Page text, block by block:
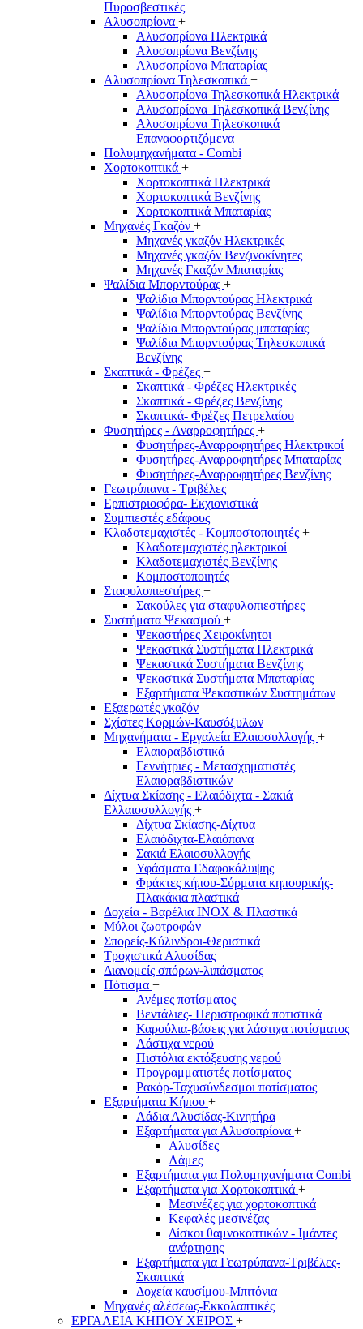
Πυροσβεστικές
Αλυσοπρίονα +
Αλυσοπρίονα Ηλεκτρικά
Αλυσοπρίονα Βενζίνης
Αλυσοπρίονα Μπαταρίας
Αλυσοπρίονα Τηλεσκοπικά +
Αλυσοπρίονα Τηλεσκοπικά Ηλεκτρικά
Αλυσοπρίονα Τηλεσκοπικά Βενζίνης
Αλυσοπρίονα Τηλεσκοπικά
Επαναφορτιζόμενα
Πολυμηχανήματα - Combi
Χορτοκοπτικά +
Χορτοκοπτικά Ηλεκτρικά
Χορτοκοπτικά Βενζίνης
Χορτοκοπτικά Μπαταρίας
Μηχανές Γκαζόν +
Μηχανές γκαζόν Ηλεκτρικές
Μηχανές γκαζόν Βενζινοκίνητες
Μηχανές Γκαζόν Μπαταρίας
Ψαλίδια Μπορντούρας +
Ψαλίδια Μπορντούρας Hλεκτρικά
Ψαλίδια Μπορντούρας Βενζίνης
Ψαλίδια Μπορντούρας μπαταρίας
Ψαλίδια Μπορντούρας Τηλεσκοπικά
Βενζίνης
Σκαπτικά - Φρέζες +
Σκαπτικά - Φρέζες Ηλεκτρικές
Σκαπτικά - Φρέζες Βενζίνης
Σκαπτικά- Φρέζες Πετρελαίου
Φυσητήρες - Αναρροφητήρες +
Φυσητήρες-Αναρροφητήρες Ηλεκτρικοί
Φυσητήρες-Αναρροφητήρες Μπαταρίας
Φυσητήρες-Αναρροφητήρες Βενζίνης
Γεωτρύπανα - Τριβέλες
Ερπιστριοφόρα- Εκχιονιστικά
Συμπιεστές εδάφους
Κλαδοτεμαχιστές - Κομποστοποιητές +
Κλαδοτεμαχιστές ηλεκτρικοί
Κλαδοτεμαχιστές Βενζίνης
Κομποστοποιητές
Σταφυλοπιεστήρες +
Σακούλες για σταφυλοπιεστήρες
Συστήματα Ψεκασμού +
Ψεκαστήρες Χειροκίνητοι
Ψεκαστικά Συστήματα Ηλεκτρικά
Ψεκαστικά Συστήματα Βενζίνης
Ψεκαστικά Συστήματα Μπαταρίας
Εξαρτήματα Ψεκαστικών Συστημάτων
Εξαερωτές γκαζόν
Σχίστες Κορμών-Καυσόξυλων
Μηχανήματα - Εργαλεία Ελαιοσυλλογής +
Ελαιοραβδιστικά
Γεννήτριες - Μετασχηματιστές
Ελαιοραβδιστικών
Δίχτυα Σκίασης - Ελαιόδιχτα - Σακιά
Ελλαιοσυλλογής +
Δίχτυα Σκίασης-Δίχτυα
Ελαιόδιχτα-Ελαιόπανα
Σακιά Ελαιοσυλλογής
Υφάσματα Εδαφοκάλυψης
Φράκτες κήπου-Σύρματα κηπουρικής-
Πλακάκια πλαστικά
Δοχεία - Βαρέλια INOX & Πλαστικά
Μύλοι ζωοτροφών
Σπορείς-Κύλινδροι-Θεριστικά
Τροχιστικά Αλυσίδας
Διανομείς σπόρων-λιπάσματος
Πότισμα +
Ανέμες ποτίσματος
Βεντάλιες- Περιστροφικά ποτιστικά
Καρούλια-βάσεις για λάστιχα ποτίσματος
Λάστιχα νερού
Πιστόλια εκτόξευσης νερού
Προγραμματιστές ποτίσματος
Ρακόρ-Ταχυσύνδεσμοι ποτίσματος
Εξαρτήματα Κήπου +
Λάδια Αλυσίδας-Κινητήρα
Εξαρτήματα για Αλυσοπρίονα +
Αλυσίδες
Λάμες
Εξαρτήματα για Πολυμηχανήματα Combi
Εξαρτήματα για Χορτοκοπτικά +
Μεσινέζες για χορτοκοπτικά
Κεφαλές μεσινέζας
Δίσκοι θαμνοκοπτικών - Ιμάντες
ανάρτησης
Εξαρτήματα για Γεωτρύπανα-Τριβέλες-
Σκαπτικά
Δοχεία καυσίμου-Μπιτόνια
Μηχανές αλέσεως-Εκκολαπτικές
ΕΡΓΑΛΕΙΑ ΚΗΠΟΥ ΧΕΙΡΟΣ +